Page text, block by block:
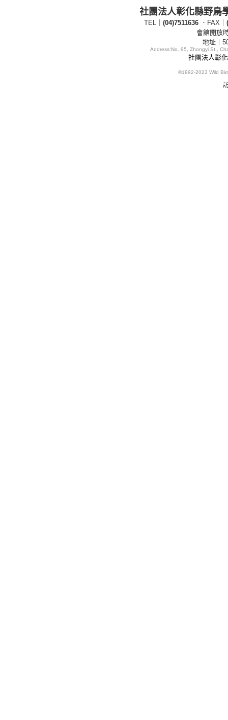
社團法人彰化縣野鳥
TEL｜ (04)7511636 ．FAX｜
會館開放
地址｜
Address:No. 95, Zhongyi St.,
社團法人彰
©1992-2023 Wild